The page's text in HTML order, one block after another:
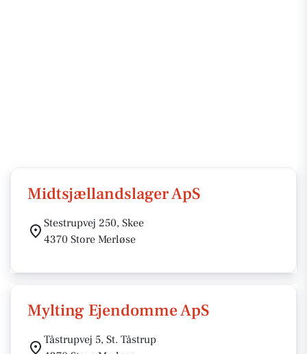
Midtsjællandslager ApS
Stestrupvej 250, Skee
4370 Store Merløse
Mylting Ejendomme ApS
Tåstrupvej 5, St. Tåstrup